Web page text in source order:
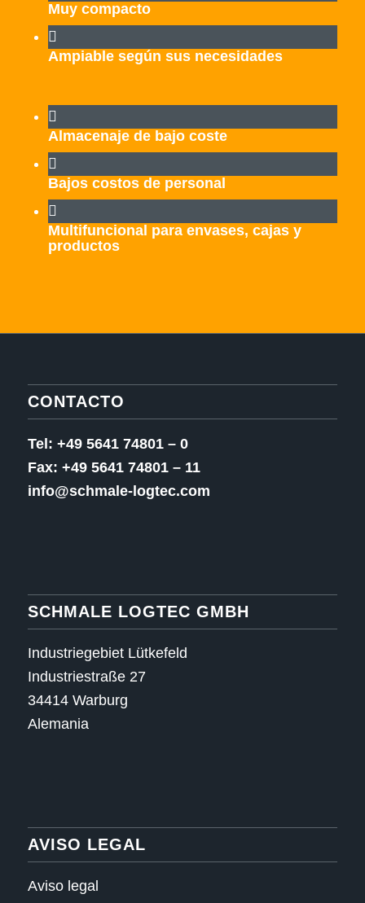
Muy compacto
Ampiable según sus necesidades
Almacenaje de bajo coste
Bajos costos de personal
Multifuncional para envases, cajas y
productos
CONTACTO
Tel: +49 5641 74801 – 0
Fax: +49 5641 74801 – 11
info@schmale-logtec.com
SCHMALE LOGTEC GMBH
Industriegebiet Lütkefeld
Industriestraße 27
34414 Warburg
Alemania
AVISO LEGAL
Aviso legal